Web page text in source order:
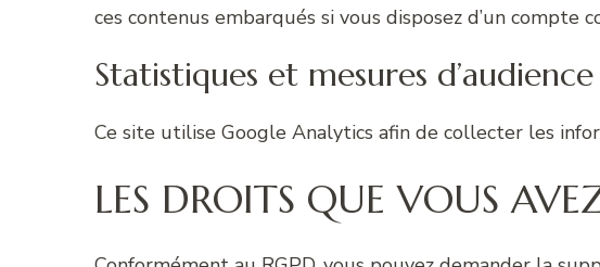
ces contenus embarqués si vous disposez d’un compte
Statistiques et mesures d’audience
Ce site utilise Google Analytics afin de collecter les
LES DROITS QUE VOUS